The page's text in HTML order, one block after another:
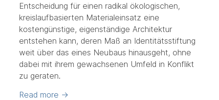
Entscheidung für einen radikal ökologischen,
kreislaufbasierten Materialeinsatz eine
kostengünstige, eigenständige Architektur
entstehen kann, deren Maß an Identitätsstiftung
weit über das eines Neubaus hinausgeht, ohne
dabei mit ihrem gewachsenen Umfeld in Konflikt
zu geraten.
Read more →